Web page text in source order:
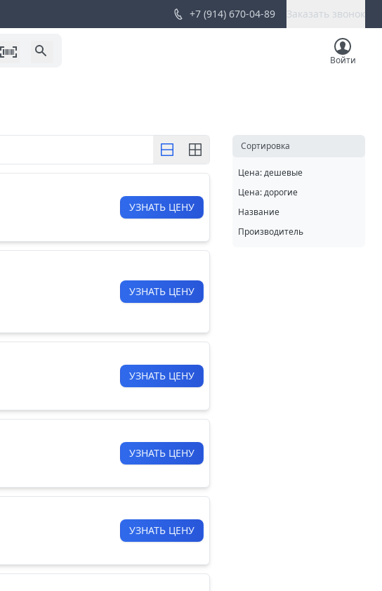
+7 (914) 670-04-89 Заказать звонок
Войти
УЗНАТЬ ЦЕНУ
УЗНАТЬ ЦЕНУ
УЗНАТЬ ЦЕНУ
УЗНАТЬ ЦЕНУ
УЗНАТЬ ЦЕНУ
Cортировка
Цена: дешевые
Цена: дорогие
Название
Производитель